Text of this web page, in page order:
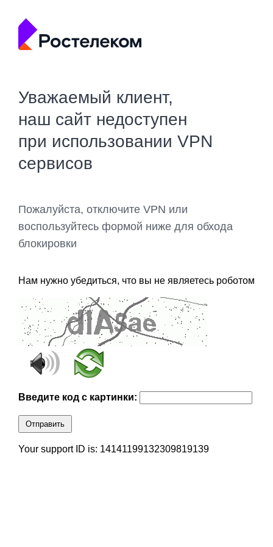
Уважаемый клиент,
наш сайт недоступен
при использовании VPN
сервисов
Пожалуйста, отключите VPN или
воспользуйтесь формой ниже для обхода
блокировки
Нам нужно убедиться, что вы не являетесь роботом
Введите код с картинки:
Отправить
Your support ID is: 14141199132309819139